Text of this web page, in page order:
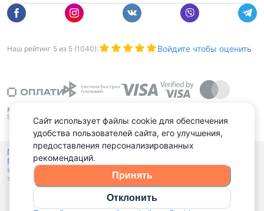
Наш рейтинг 5 из 5 (1040): Войдите чтобы оценить
Политика конфиденциальности,
Политика обработки файлов куки и
© 2015 - 2026, Domovita.by. Копирование материалов допускается
только при наличии активной ссылки.
Сайт использует файлы cookie для обеспечения
удобства пользователей сайта, его улучшения,
предоставления персонализированных
рекомендаций.
Принять
Отклонить